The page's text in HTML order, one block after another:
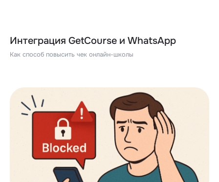
Интеграция GetCourse и WhatsApp
Как способ повысить чек онлайн-школы